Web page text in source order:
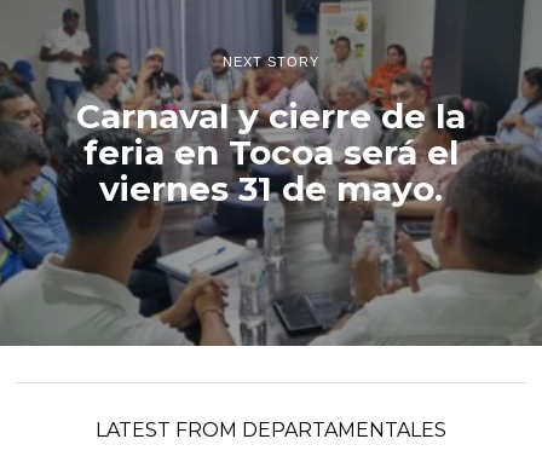
NEXT STORY
Carnaval y cierre de la
feria en Tocoa será el
viernes 31 de mayo.
LATEST FROM DEPARTAMENTALES